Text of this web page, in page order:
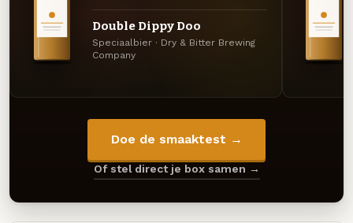
Double Dippy Doo
Speciaalbier · Dry & Bitter Brewing
Company
Doe de smaaktest →
Of stel direct je box samen →